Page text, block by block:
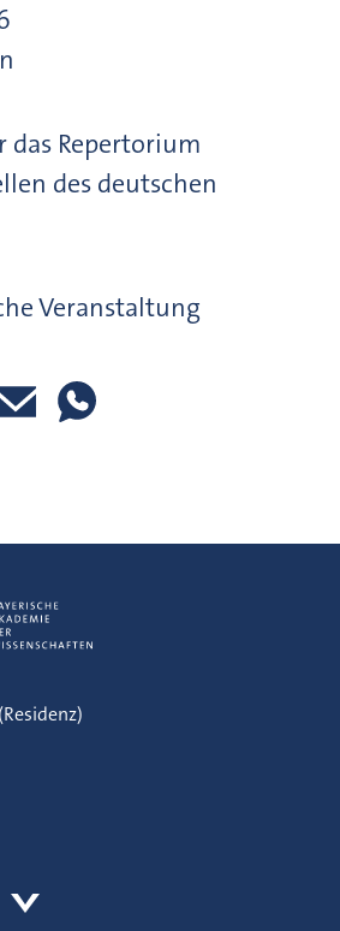
das Repertorium
des deutschen
Veranstaltung